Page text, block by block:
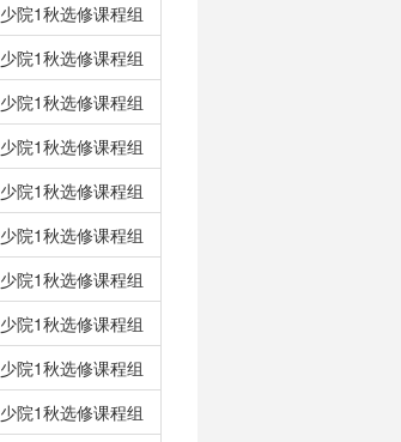
少院1秋选修课程组
少院1秋选修课程组
少院1秋选修课程组
少院1秋选修课程组
少院1秋选修课程组
少院1秋选修课程组
少院1秋选修课程组
少院1秋选修课程组
少院1秋选修课程组
少院1秋选修课程组